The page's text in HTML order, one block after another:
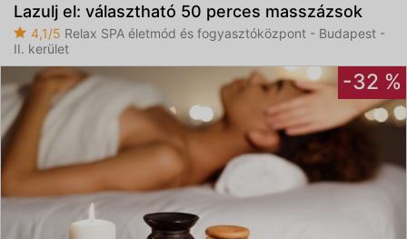
Lazulj el: választható 50 perces masszázsok
4,1/5 Relax SPA életmód és fogyasztóközpont - Budapest -
II. kerület
-32 %